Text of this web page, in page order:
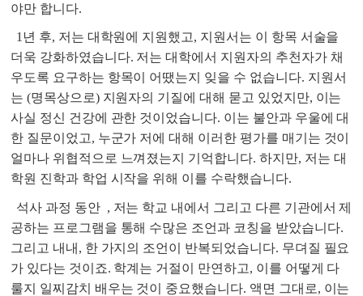
야만 합니다.
1년 후, 저는 대학원에 지원했고, 지원서는 이 항목 서술을
더욱 강화하였습니다. 저는 대학에서 지원자의 추천자가 채
우도록 요구하는 항목이 어땠는지 잊을 수 없습니다. 지원서
는 (명목상으로) 지원자의 기질에 대해 묻고 있었지만, 이는
사실 정신 건강에 관한 것이었습니다. 이는 불안과 우울에 대
한 질문이었고, 누군가 저에 대해 이러한 평가를 매기는 것이
얼마나 위협적으로 느껴졌는지 기억합니다. 하지만, 저는 대
학원 진학과 학업 시작을 위해 이를 수락했습니다.
석사 과정 동안 , 저는 학교 내에서 그리고 다른 기관에서 제
공하는 프로그램을 통해 수많은 조언과 코칭을 받았습니다.
그리고 내내, 한 가지의 조언이 반복되었습니다. 무뎌질 필요
가 있다는 것이죠. 학계는 거절이 만연하고, 이를 어떻게 다
룰지 일찌감치 배우는 것이 중요했습니다. 액면 그대로, 이는